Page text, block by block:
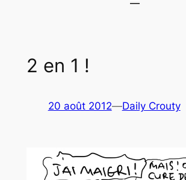
2 en 1 !
20 août 2012—Daily Crouty